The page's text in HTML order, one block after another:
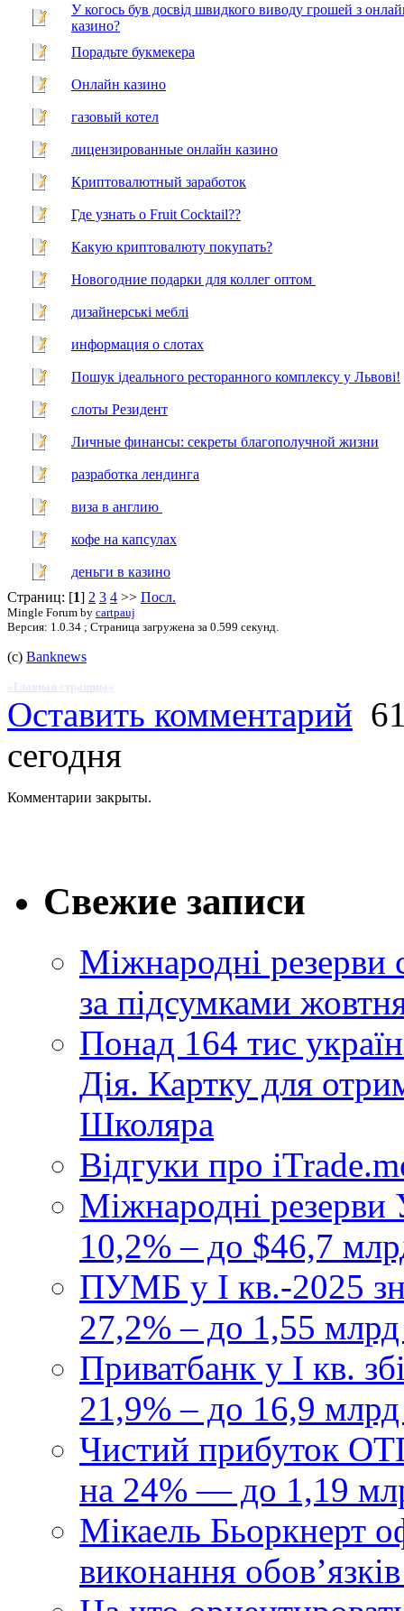
У когось був досвід швидкого виводу грошей з
казино?
Порадьте букмекера
Онлайн казино
газовый котел
лицензированные онлайн казино
Криптовалютный заработок
Где узнать о Fruit Cocktail??
Какую криптовалюту покупать?
Новогодние подарки для коллег оптом
дизайнерські меблі
информация о слотах
Пошук ідеального ресторанного комплексу у Львові!
слоты Резидент
Личные финансы: секреты благополучной жизни
разработка лендинга
виза в англию
кофе на капсулах
деньги в казино
Страниц: [1] 2 3 4 >> Посл.
Mingle Forum by cartpauj
Версия: 1.0.34 ; Страница загружена за 0.599 секунд.
(с) Banknews
»Главная страница«
Оставить комментарий
сегодня
Комментарии закрыты.
Свежие записи
Міжнародні
за підсумками
Понад 164 тис
Дія. Картку для
Школяра
Відгуки про
Міжнародні резерви
10,2% – до $46,7
ПУМБ у I кв.-2025
27,2% – до 1,55
Приватбанк у І кв.
21,9% – до 16,9
Чистий прибуток
на 24% — до 1,19
Мікаель Бьоркнерт
виконання